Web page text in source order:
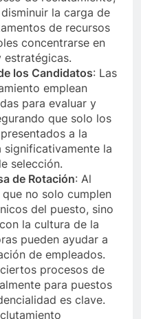
la carga de
de recursos
concentrarse en
los Candidatos: Las
emplean
para evaluar y
que solo los
a la
significativamente la
selección.
de Rotación: Al
no solo cumplen
del puesto, sino
la cultura de la
pueden ayudar a
de empleados.
procesos de
para puestos
es clave.